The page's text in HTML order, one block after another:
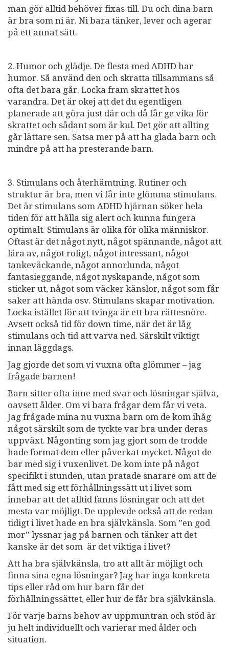
man gör alltid behöver fixas till. Du och dina barn
är bra som ni är. Ni bara tänker, lever och agerar
på ett annat sätt.
2. Humor och glädje. De flesta med ADHD har
humor. Så använd den och skratta tillsammans så
ofta det bara går. Locka fram skrattet hos
varandra. Det är okej att det du egentligen
planerade att göra just där och då får ge vika för
skrattet och sådant som är kul. Det gör att allting
går lättare sen. Satsa mer på att ha glada barn och
mindre på att ha presterande barn.
3. Stimulans och återhämtning. Rutiner och
struktur är bra, men vi får inte glömma stimulans.
Det är stimulans som ADHD hjärnan söker hela
tiden för att hålla sig alert och kunna fungera
optimalt. Stimulans är olika för olika människor.
Oftast är det något nytt, något spännande, något att
lära av, något roligt, något intressant, något
tankeväckande, något annorlunda, något
fantasieggande, något nyskapande, något som
sticker ut, något som väcker känslor, något som får
saker att hända osv. Stimulans skapar motivation.
Locka istället för att tvinga är ett bra rättesnöre.
Avsett också tid för down time, när det är låg
stimulans och tid att varva ned. Särskilt viktigt
innan läggdags.
Jag gjorde det som vi vuxna ofta glömmer – jag
frågade barnen!
Barn sitter ofta inne med svar och lösningar själva,
oavsett ålder. Om vi bara frågar dem får vi veta.
Jag frågade mina nu vuxna barn om de kom ihåg
något särskilt som de tyckte var bra under deras
uppväxt. Någonting som jag gjort som de trodde
hade format dem eller påverkat mycket. Något de
bar med sig i vuxenlivet. De kom inte på något
specifikt i stunden, utan pratade snarare om att de
fått med sig ett förhållningssätt ut i livet som
innebar att det alltid fanns lösningar och att det
mesta var möjligt. De upplevde också att de redan
tidigt i livet hade en bra självkänsla. Som ”en god
mor” lyssnar jag på barnen och tänker att det
kanske är det som är det viktiga i livet?
Att ha bra självkänsla, tro att allt är möjligt och
finna sina egna lösningar? Jag har inga konkreta
tips eller råd om hur barn får det
förhållningssättet, eller hur de får bra självkänsla.
För varje barns behov av uppmuntran och stöd är
ju helt individuellt och varierar med ålder och
situation.